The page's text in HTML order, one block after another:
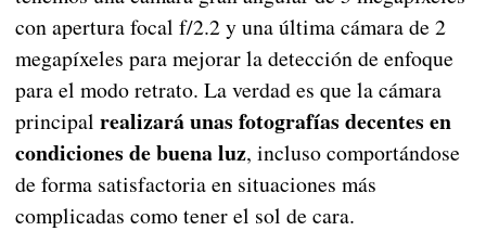
con apertura focal f/2.2 y una última cámara de 2
megapíxeles para mejorar la detección de enfoque
para el modo retrato. La verdad es que la cámara
principal realizará unas fotografías decentes en
condiciones de buena luz, incluso comportándose
de forma satisfactoria en situaciones más
complicadas como tener el sol de cara.